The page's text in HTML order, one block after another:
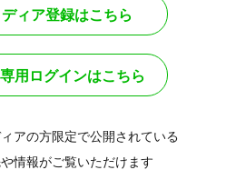
ィア登録はこちら
用ログインはこちら
アの方限定で公開されている
情報がご覧いただけます